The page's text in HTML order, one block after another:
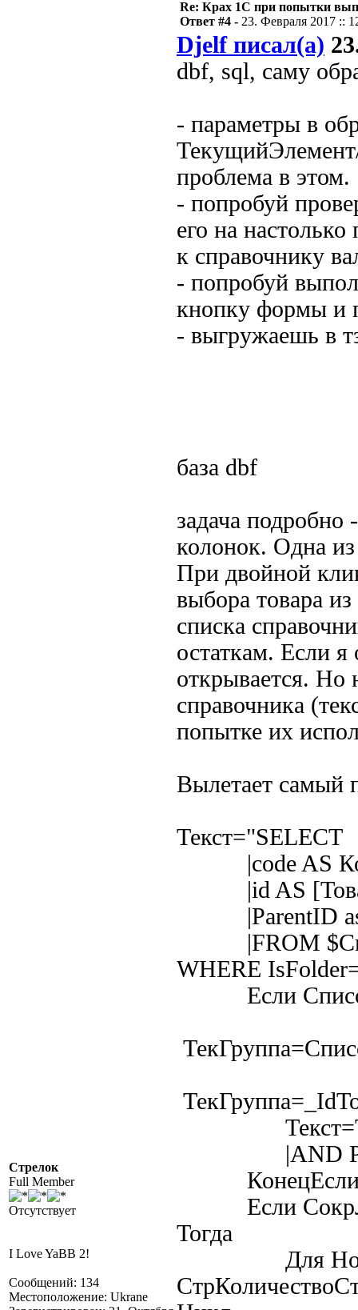
Стрелок
Full Member
Отсутствует
I Love YaBB 2!
Сообщений: 134
Местоположение: Ukrane
Re: Крах 1С при попытки
Ответ #4 - 23. Февраля 2017 ::
Djelf писал(а)
dbf, sql, саму
- параметры в
проблема в этом.
- попробуй
его на
к справочнику
- попробуй
кнопку формы и
- выгружаешь в
база dbf
задача подробно
колонок. Одна
При двойной
выбора товара
списка
остаткам. Если
открывается.
справочника
попытке их
Вылетает самый
Текст="SELECT
|code AS
|id AS [Товар
|ParentID as
|FROM
WHERE
Если
|AND
Если
Тогда
Для